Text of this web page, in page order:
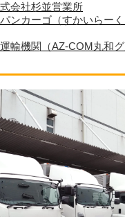
会社杉並営業所
ンカーゴ（すかいらーく
輸機関（AZ-COM丸和